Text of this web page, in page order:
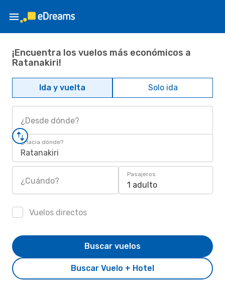
¡Encuentra los vuelos más económicos a
Ratanakiri!
Ida y vuelta Solo ida
¿Desde dónde?
¿Hacia dónde?
Ratanakiri
¿Cuándo?
Pasajeros
1 adulto
Vuelos directos
Buscar Vuelo + Hotel
Buscar vuelos